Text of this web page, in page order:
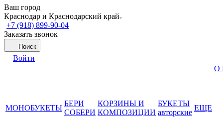
Ваш город
Краснодар и Краснодарский край
+7 (918) 899-90-04
Заказать звонок
Поиск
Войти
МОНОБУКЕТЫ
БЕРИ
СОБЕРИ
КОРЗИНЫ И
КОМПОЗИЦИИ
БУКЕТЫ
авторские
ЕЩЕ
О